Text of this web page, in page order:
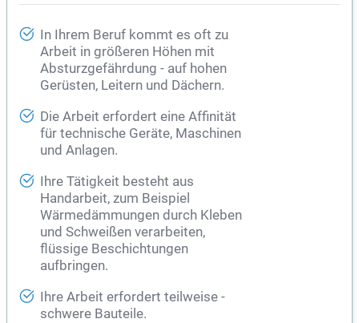
In Ihrem Beruf kommt es oft zu
Arbeit in größeren Höhen mit
Absturzgefährdung - auf hohen
Gerüsten, Leitern und Dächern.
Die Arbeit erfordert eine Affinität
für technische Geräte, Maschinen
und Anlagen.
Ihre Tätigkeit besteht aus
Handarbeit, zum Beispiel
Wärmedämmungen durch Kleben
und Schweißen verarbeiten,
flüssige Beschichtungen
aufbringen.
Ihre Arbeit erfordert teilweise -
schwere Bauteile.